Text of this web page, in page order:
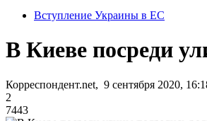
Вступление Украины в ЕС
В Киеве посреди
Корреспондент.net, 9 сентября 2020,
2
7443